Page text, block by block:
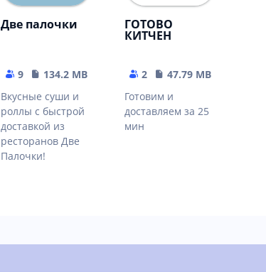
Две палочки
9
134.2 MB
Вкусные суши и
роллы с быстрой
доставкой из
ресторанов Две
Палочки!
ГОТОВО
КИТЧЕН
2
47.79 MB
Готовим и
доставляем за 25
мин